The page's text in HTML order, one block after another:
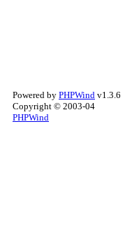
Powered by PHPWind v1.3.6
Copyright © 2003-04
PHPWind